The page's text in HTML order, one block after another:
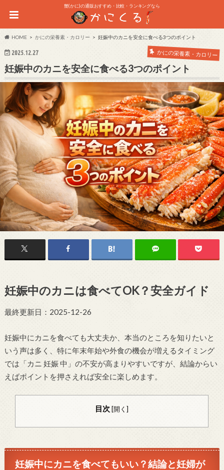
蟹(かに)の通販おすすめ・比較・ランキングなら
HOME かにの栄養素・カロリー 妊娠中のカニを安全に食べる3つのポイント
2025.12.27 かにの栄養素・カロリー
妊娠中のカニを安全に食べる3つのポイント
妊娠中のカニは食べてOK？安全ガイド
最終更新日：2025-12-26
妊娠中にカニを食べても大丈夫か、本当のところを知りたいと
いう声は多く、特に年末年始や外食の機会が増えるタイミング
では「カニ 妊娠 中」の不安が高まりやすいですが、結論からい
えばポイントを押さえれば安全に楽しめます。
目次 [開く]
妊娠中にカニを食べてもいい？結論と妊婦が